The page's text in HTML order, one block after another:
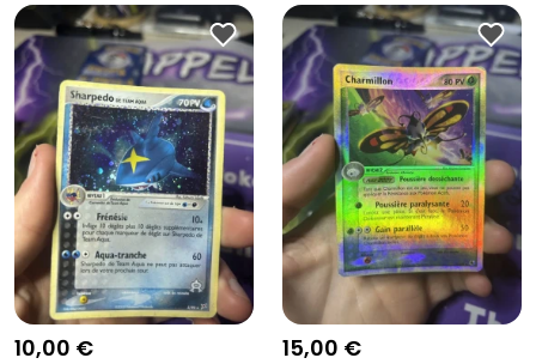
10,00 € 15,00 €